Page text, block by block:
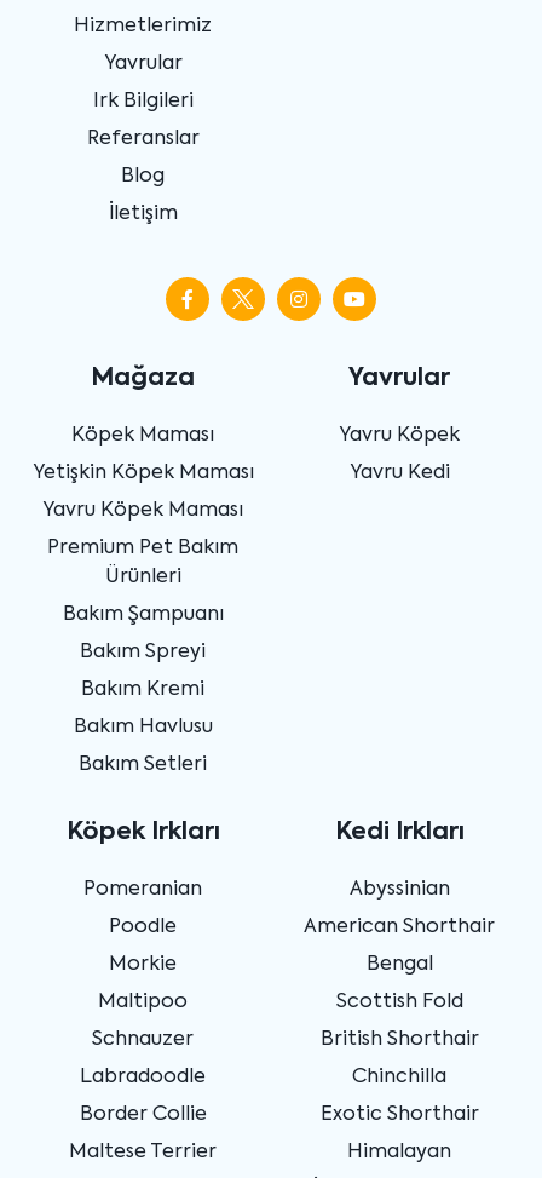
Hizmetlerimiz
Yavrular
Irk Bilgileri
Referanslar
Blog
İletişim
Mağaza
Köpek Maması
Yetişkin Köpek Maması
Yavru Köpek Maması
Premium Pet Bakım
Ürünleri
Bakım Şampuanı
Bakım Spreyi
Bakım Kremi
Bakım Havlusu
Bakım Setleri
Yavrular
Yavru Köpek
Yavru Kedi
Köpek Irkları
Pomeranian
Poodle
Morkie
Maltipoo
Schnauzer
Labradoodle
Border Collie
Maltese Terrier
Kedi Irkları
Abyssinian
American Shorthair
Bengal
Scottish Fold
British Shorthair
Chinchilla
Exotic Shorthair
Himalayan